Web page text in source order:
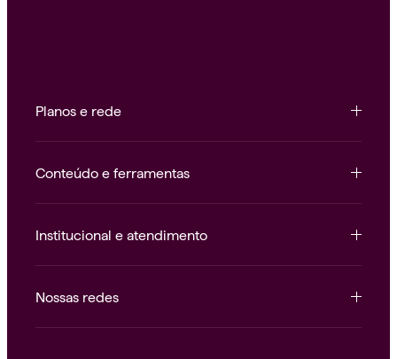
Planos e rede
Conteúdo e ferramentas
Institucional e atendimento
Nossas redes